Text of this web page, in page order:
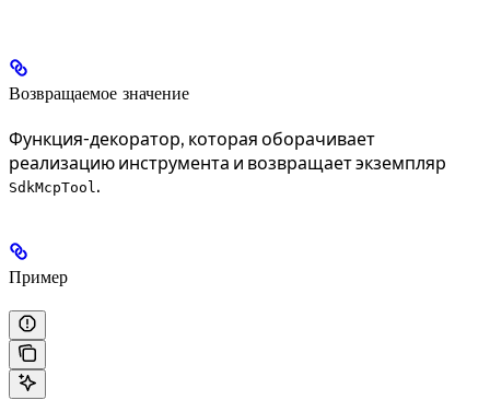
Возвращаемое значение
Функция-декоратор, которая оборачивает
реализацию инструмента и возвращает экземпляр
SdkMcpTool .
Пример